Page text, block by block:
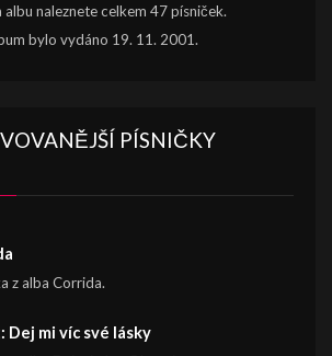
albu naleznete celkem 47 písniček.
bylo vydáno 19. 11. 2001.
PÍSNIČKY
z alba Corrida.
Dej mi víc své lásky